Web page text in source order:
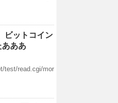
ビットコイン
あああ
test/read.cgi/mor